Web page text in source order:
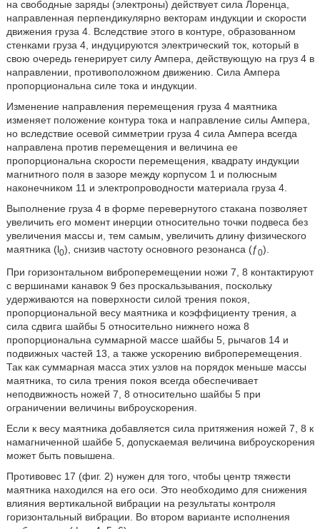
на свободные заряды (электроны) действует сила Лоренца,
направленная перпендикулярно векторам индукции и скорости
движения груза 4. Вследствие этого в контуре, образованном
стенками груза 4, индуцируются электрический ток, который в
свою очередь генерирует силу Ампера, действующую на груз 4 в
направлении, противоположном движению. Сила Ампера
пропорциональна силе тока и индукции.
Изменение направления перемещения груза 4 маятника
изменяет положение контура тока и направление силы Ампера,
но вследствие осевой симметрии груза 4 сила Ампера всегда
направлена против перемещения и величина ее
пропорциональна скорости перемещения, квадрату индукции
магнитного поля в зазоре между корпусом 1 и полюсным
наконечником 11 и электропроводности материала груза 4.
Выполнение груза 4 в форме перевернутого стакана позволяет
увеличить его момент инерции относительно точки подвеса без
увеличения массы и, тем самым, увеличить длину физического
маятника (l0), снизив частоту основного резонанса (ƒ0).
При горизонтальном виброперемещении ножи 7, 8 контактируют
с вершинами канавок 9 без проскальзывания, поскольку
удерживаются на поверхности силой трения покоя,
пропорциональной весу маятника и коэффициенту трения, а
сила сдвига шайбы 5 относительно нижнего ножа 8
пропорциональна суммарной массе шайбы 5, рычагов 14 и
подвижных частей 13, а также ускорению виброперемещения.
Так как суммарная масса этих узлов на порядок меньше массы
маятника, то сила трения покоя всегда обеспечивает
неподвижность ножей 7, 8 относительно шайбы 5 при
ограничении величины виброускорения.
Если к весу маятника добавляется сила притяжения ножей 7, 8 к
намагниченной шайбе 5, допускаемая величина виброускорения
может быть повышена.
Противовес 17 (фиг. 2) нужен для того, чтобы центр тяжести
маятника находился на его оси. Это необходимо для снижения
влияния вертикальной вибрации на результаты контроля
горизонтальный вибрации. Во втором варианте исполнения